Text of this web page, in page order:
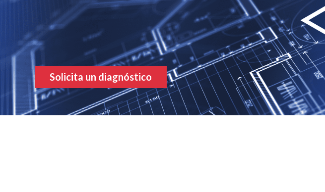
Solicita un diagnóstico